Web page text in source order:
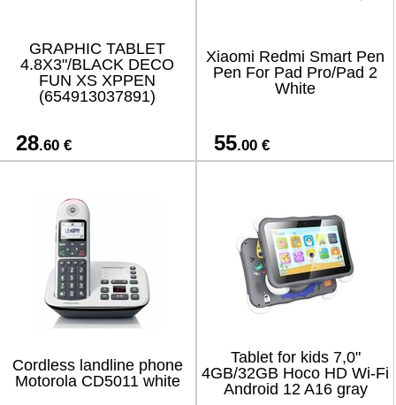
GRAPHIC TABLET
4.8X3"/BLACK DECO
FUN XS XPPEN
(654913037891)
28.60 €
Xiaomi Redmi Smart Pen
Pen For Pad Pro/Pad 2
White
55.00 €
Cordless landline phone
Motorola CD5011 white
Tablet for kids 7,0"
4GB/32GB Hoco HD Wi-Fi
Android 12 A16 gray